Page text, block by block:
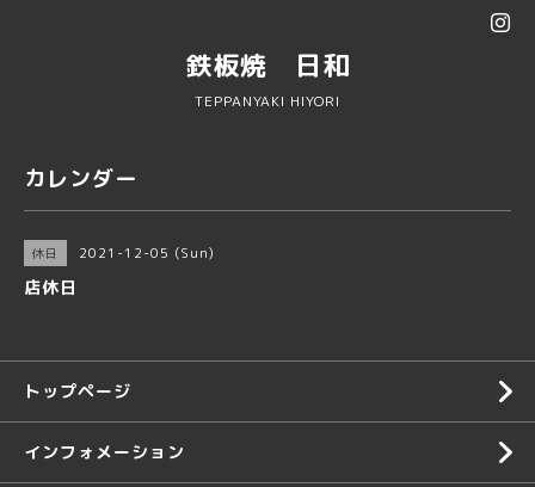
鉄板焼 日和
TEPPANYAKI HIYORI
カレンダー
休日 2021-12-05 (Sun)
店休日
トップページ
インフォメーション